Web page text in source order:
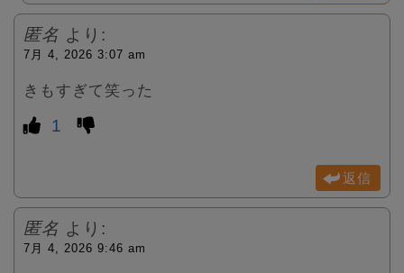
匿名 より:
7月 4, 2026 3:07 am
きもすぎて笑った
1
返信
匿名 より:
7月 4, 2026 9:46 am